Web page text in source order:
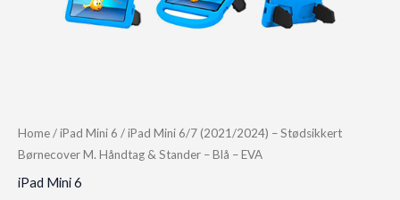
Home/iPad Mini 6 / iPad Mini 6/7 (2021/2024) – Stødsikkert
Børnecover M. Håndtag & Stander – Blå – EVA
iPad Mini 6